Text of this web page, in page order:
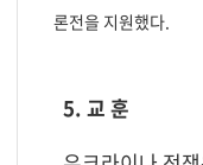
론전을 지원했다.
5. 교 훈